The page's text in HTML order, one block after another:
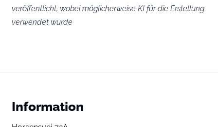
veröffentlicht, wobei möglicherweise KI für die Erstellung
verwendet wurde
Information